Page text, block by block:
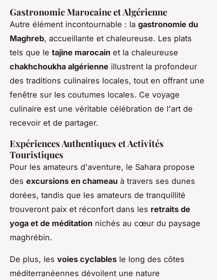
Gastronomie Marocaine et Algérienne
Autre élément incontournable : la gastronomie du
Maghreb, accueillante et chaleureuse. Les plats
tels que le tajine marocain et la chaleureuse
chakhchoukha algérienne illustrent la profondeur
des traditions culinaires locales, tout en offrant une
fenêtre sur les coutumes locales. Ce voyage
culinaire est une véritable célébration de l'art de
recevoir et de partager.
Expériences Authentiques et Activités
Touristiques
Pour les amateurs d'aventure, le Sahara propose
des excursions en chameau à travers ses dunes
dorées, tandis que les amateurs de tranquillité
trouveront paix et réconfort dans les retraits de
yoga et de méditation nichés au cœur du paysage
maghrébin.
De plus, les voies cyclables le long des côtes
méditerranéennes dévoilent une nature